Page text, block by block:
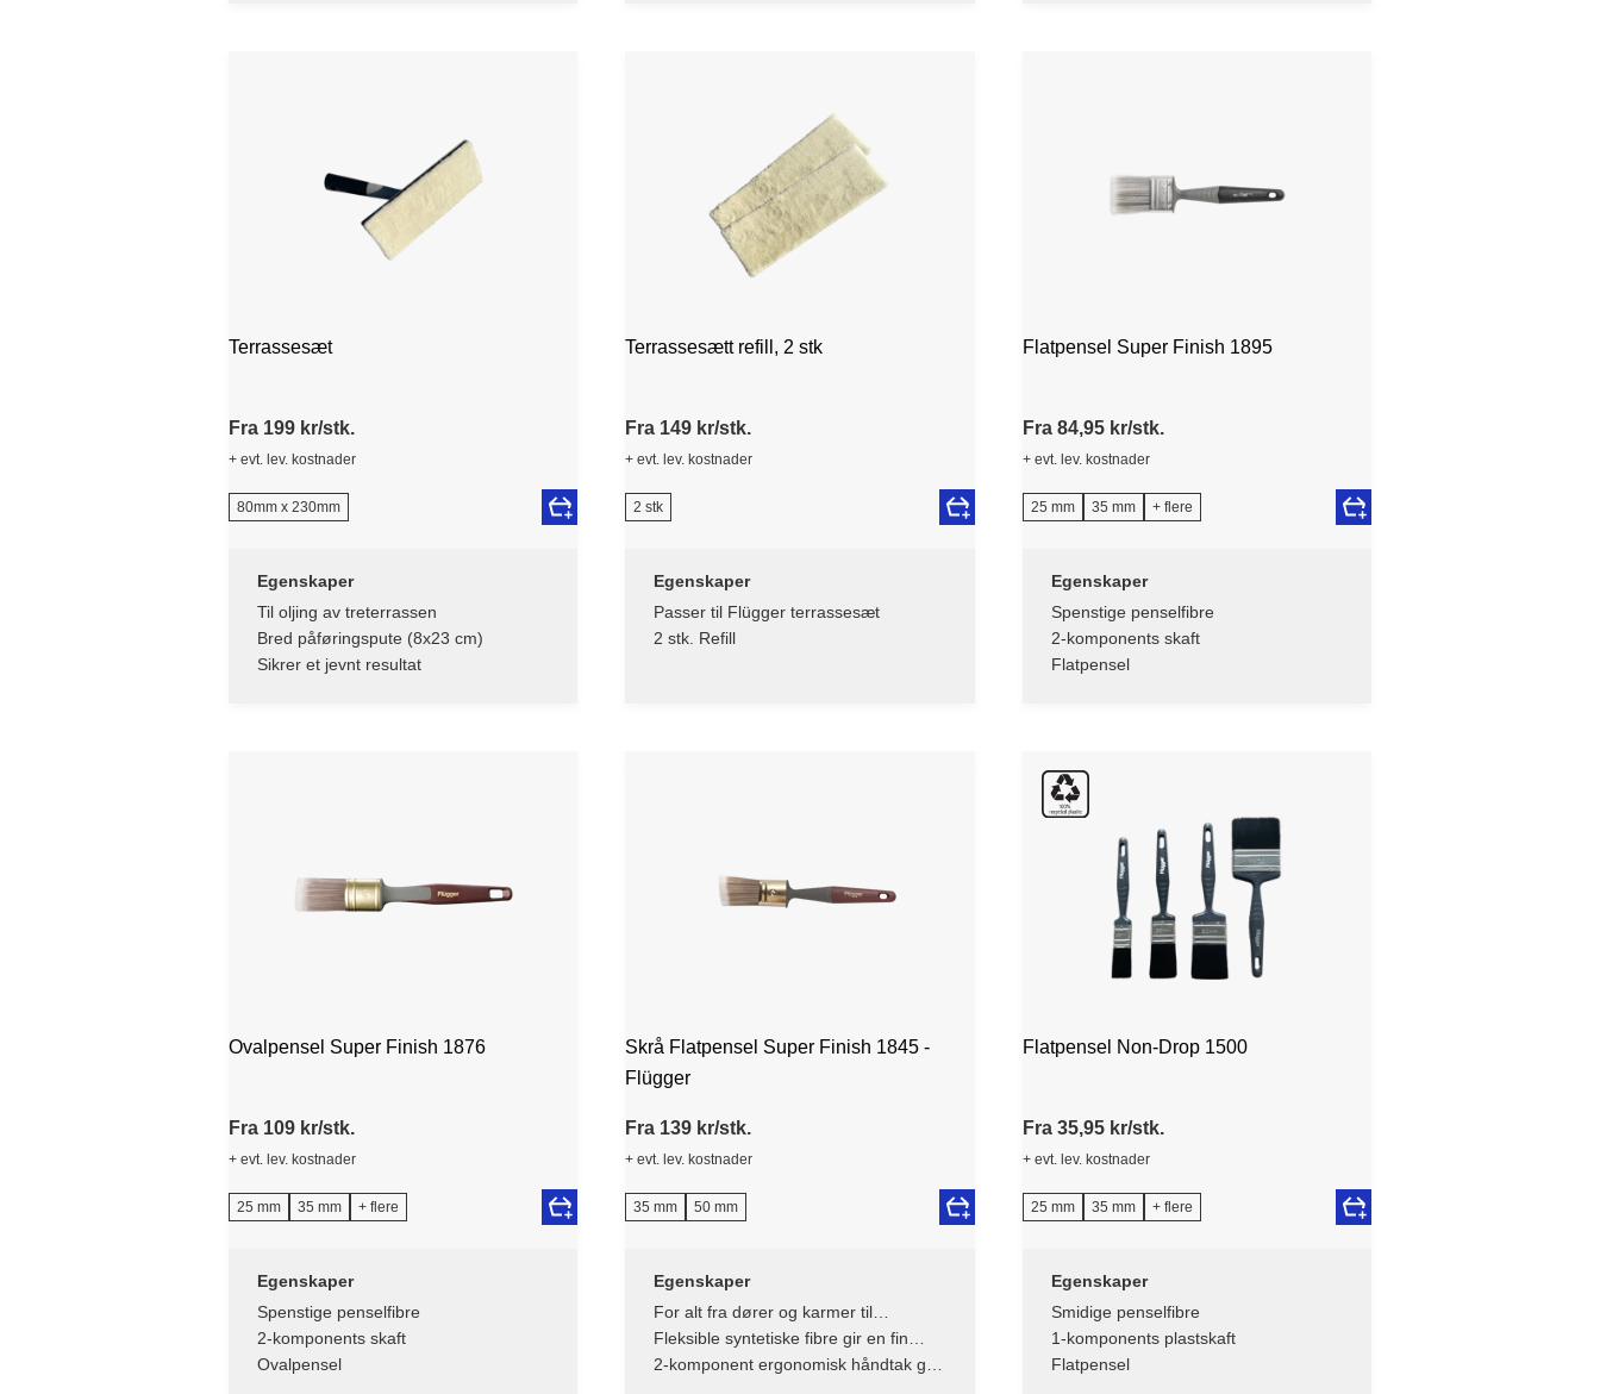
Terrassesæt
Fra 199 kr/stk.
+ evt. lev. kostnader
80mm x 230mm
Egenskaper
Til oljing av treterrassen
Bred påføringspute (8x23 cm)
Sikrer et jevnt resultat
Terrassesætt refill, 2 stk
Fra 149 kr/stk.
+ evt. lev. kostnader
2 stk
Egenskaper
Passer til Flügger terrassesæt
2 stk. Refill
Flatpensel Super Finish 1895
Fra 84,95 kr/stk.
+ evt. lev. kostnader
25 mm 35 mm + flere
Egenskaper
Spenstige penselfibre
2-komponents skaft
Flatpensel
Ovalpensel Super Finish 1876
Fra 109 kr/stk.
+ evt. lev. kostnader
25 mm 35 mm + flere
Egenskaper
Spenstige penselfibre
2-komponents skaft
Ovalpensel
Skrå Flatpensel Super Finish 1845 -
Flügger
Fra 139 kr/stk.
+ evt. lev. kostnader
35 mm 50 mm
Egenskaper
For alt fra dører og karmer til
lysarmaturer og møbler – skrå fibre for
ekstra presisjon
Fleksible syntetiske fibre gir en fin
finish
2-komponent ergonomisk håndtak gir
Flatpensel Non-Drop 1500
Fra 35,95 kr/stk.
+ evt. lev. kostnader
25 mm 35 mm + flere
Egenskaper
Smidige penselfibre
1-komponents plastskaft
Flatpensel